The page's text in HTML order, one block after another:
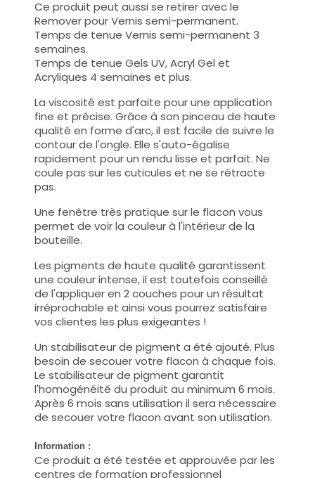
Ce produit peut aussi se retirer avec le
Remover pour Vernis semi-permanent.
Temps de tenue Vernis semi-permanent 3
semaines.
Temps de tenue Gels UV, Acryl Gel et
Acryliques 4 semaines et plus.
La viscosité est parfaite pour une application
fine et précise. Grâce à son pinceau de haute
qualité en forme d'arc, il est facile de suivre le
contour de l'ongle. Elle s'auto-égalise
rapidement pour un rendu lisse et parfait. Ne
coule pas sur les cuticules et ne se rétracte
pas.
Une fenêtre très pratique sur le flacon vous
permet de voir la couleur à l'intérieur de la
bouteille.
Les pigments de haute qualité garantissent
une couleur intense, il est toutefois conseillé
de l'appliquer en 2 couches pour un résultat
irréprochable et ainsi vous pourrez satisfaire
vos clientes les plus exigeantes !
Un stabilisateur de pigment a été ajouté. Plus
besoin de secouer votre flacon à chaque fois.
Le stabilisateur de pigment garantit
l'homogénéité du produit au minimum 6 mois.
Après 6 mois sans utilisation il sera nécessaire
de secouer votre flacon avant son utilisation.
Information :
Ce produit a été testée et approuvée par les
centres de formation professionnel